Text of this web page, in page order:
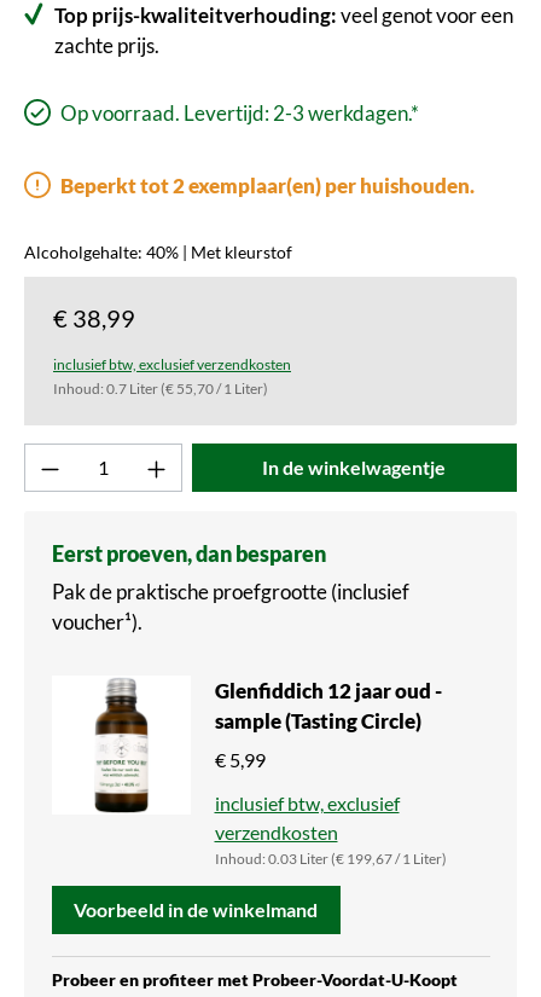
Top prijs-kwaliteitverhouding:veel genot voor een
zachte prijs.
Op voorraad. Levertijd: 2-3 werkdagen.*
Beperkt tot 2 exemplaar(en) per huishouden.
Alcoholgehalte: 40% | Met kleurstof
€ 38,99
inclusief btw, exclusief verzendkosten
Inhoud: 0.7 Liter(€ 55,70 / 1 Liter)
Product aantal: Voer de gewenste waarde
In de winkelwagentje
Eerst proeven, dan besparen
Pak de praktische proefgrootte (inclusief
voucher¹).
Glenfiddich 12 jaar oud -
sample (Tasting Circle)
€ 5,99
inclusief btw, exclusief
verzendkosten
Inhoud: 0.03 Liter(€ 199,67 / 1 Liter)
Voorbeeld in de winkelmand
Probeer en profiteer met Probeer-Voordat-U-Koopt